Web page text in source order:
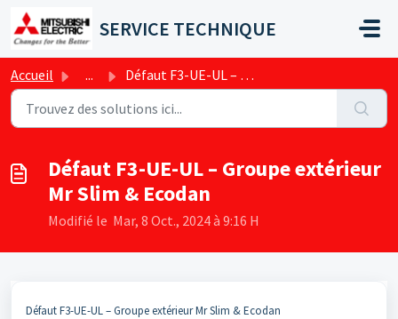
Passer au contenu principal
SERVICE TECHNIQUE
Accueil ... Défaut F3-UE-UL – Groupe extérieur Mr Slim & Ecodan
Défaut F3-UE-UL – Groupe extérieur
Mr Slim & Ecodan
Modifié le Mar, 8 Oct., 2024 à 9:16 H
Défaut F3-UE-UL – Groupe extérieur Mr Slim & Ecodan